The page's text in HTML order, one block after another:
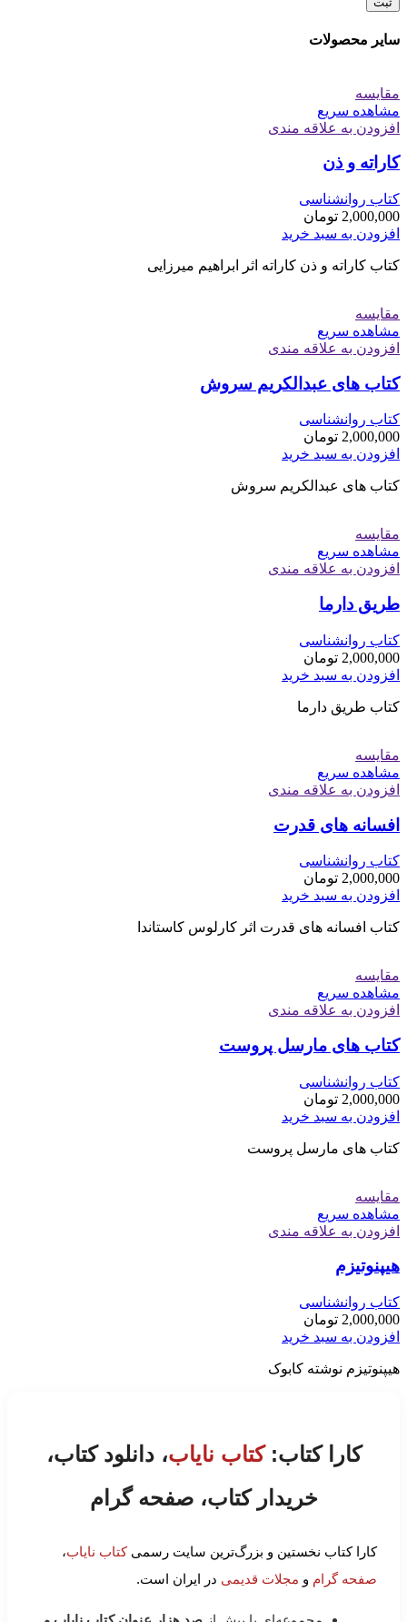
سایر محصولات
مقایسه
مشاهده سریع
افزودن به علاقه مندی
کاراته و ذن
کتاب روانشناسی
2,000,000 تومان
افزودن به سبد خرید
کتاب کاراته و ذن کاراته اثر ابراهیم میرزایی
مقایسه
مشاهده سریع
افزودن به علاقه مندی
کتاب های عبدالکریم سروش
کتاب روانشناسی
2,000,000 تومان
افزودن به سبد خرید
کتاب های عبدالکریم سروش
مقایسه
مشاهده سریع
افزودن به علاقه مندی
طریق دارما
کتاب روانشناسی
2,000,000 تومان
افزودن به سبد خرید
کتاب طریق دارما
مقایسه
مشاهده سریع
افزودن به علاقه مندی
افسانه های قدرت
کتاب روانشناسی
2,000,000 تومان
افزودن به سبد خرید
کتاب افسانه های قدرت اثر کارلوس کاستاندا
مقایسه
مشاهده سریع
افزودن به علاقه مندی
کتاب های مارسل پروست
کتاب روانشناسی
2,000,000 تومان
افزودن به سبد خرید
کتاب های مارسل پروست
مقایسه
مشاهده سریع
افزودن به علاقه مندی
هیپنوتیزم
کتاب روانشناسی
2,000,000 تومان
افزودن به سبد خرید
هیپنوتیزم نوشته کابوک
کارا کتاب:کتاب نایاب، دانلود کتاب،
خریدار کتاب، صفحه گرام
کارا کتاب نخستین و بزرگ‌ترین سایت رسمیکتاب نایاب،
صفحه گرام و مجلات قدیمی در ایران است.